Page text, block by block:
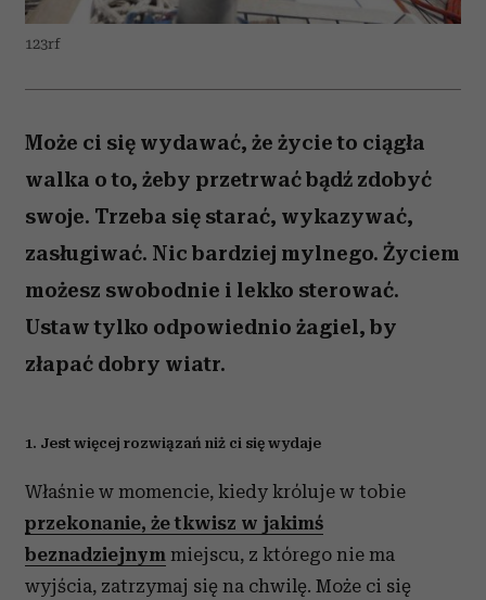
123rf
Może ci się wydawać, że życie to ciągła
walka o to, żeby przetrwać bądź zdobyć
swoje. Trzeba się starać, wykazywać,
zasługiwać. Nic bardziej mylnego. Życiem
możesz swobodnie i lekko sterować.
Ustaw tylko odpowiednio żagiel, by
złapać dobry wiatr.
1. Jest więcej rozwiązań niż ci się wydaje
Właśnie w momencie, kiedy króluje w tobie
przekonanie, że tkwisz w jakimś
beznadziejnym miejscu, z którego nie ma
wyjścia, zatrzymaj się na chwilę. Może ci się